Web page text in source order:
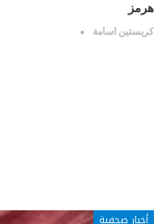
هرمز
كريستين اسامة
أخبار صحفية